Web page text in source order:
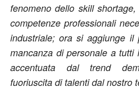
fenomeno dello skill
competenze professionali
industriale; ora si aggiunge il
mancanza di personale a tutti
accentuata dal trend
fuoriuscita di talenti dal nostro